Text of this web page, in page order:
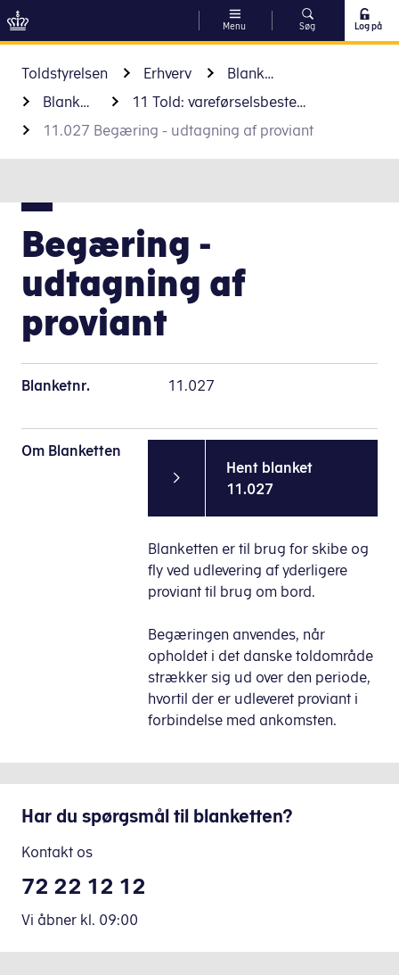
Gå til indhold
Menu Søg Log på
Toldstyrelsen Erhverv
Blanketter og koder
Blanketter
11 Told: vareførselsbestemmelser
11.027 Begæring - udtagning af proviant
Begæring -
udtagning af
proviant
Blanketnr. 11.027
Om Blanketten
Hent blanket
11.027
Blanketten er til brug for skibe og
fly ved udlevering af yderligere
proviant til brug om bord.
Begæringen anvendes, når
opholdet i det danske toldområde
strækker sig ud over den periode,
hvortil der er udleveret proviant i
forbindelse med ankomsten.
Har du spørgsmål til blanketten?
Kontakt os
72 22 12 12
Vi åbner kl. 09:00